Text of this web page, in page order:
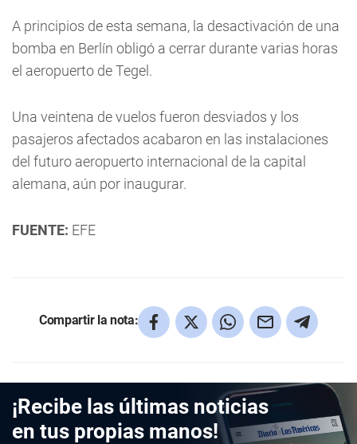
A principios de esta semana, la desactivación de una
bomba en Berlín obligó a cerrar durante varias horas
el aeropuerto de Tegel.
Una veintena de vuelos fueron desviados y los
pasajeros afectados acabaron en las instalaciones
del futuro aeropuerto internacional de la capital
alemana, aún por inaugurar.
FUENTE: EFE
Compartir la nota:
¡Recibe las últimas noticias
en tus propias manos!